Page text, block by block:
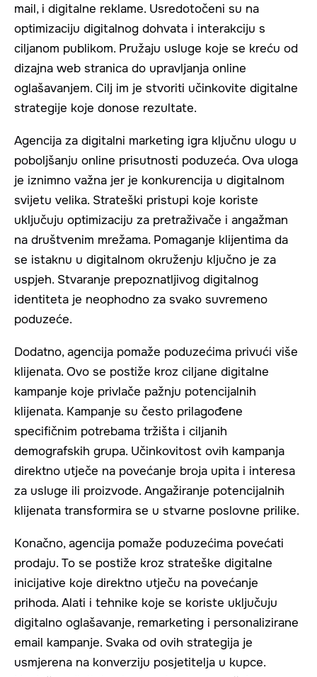
mail, i digitalne reklame. Usredotočeni su na
optimizaciju digitalnog dohvata i interakciju s
ciljanom publikom. Pružaju usluge koje se kreću od
dizajna web stranica do upravljanja online
oglašavanjem. Cilj im je stvoriti učinkovite digitalne
strategije koje donose rezultate.
Agencija za digitalni marketing igra ključnu ulogu u
poboljšanju online prisutnosti poduzeća. Ova uloga
je iznimno važna jer je konkurencija u digitalnom
svijetu velika. Strateški pristupi koje koriste
uključuju optimizaciju za pretraživače i angažman
na društvenim mrežama. Pomaganje klijentima da
se istaknu u digitalnom okruženju ključno je za
uspjeh. Stvaranje prepoznatljivog digitalnog
identiteta je neophodno za svako suvremeno
poduzeće.
Dodatno, agencija pomaže poduzećima privući više
klijenata. Ovo se postiže kroz ciljane digitalne
kampanje koje privlače pažnju potencijalnih
klijenata. Kampanje su često prilagođene
specifičnim potrebama tržišta i ciljanih
demografskih grupa. Učinkovitost ovih kampanja
direktno utječe na povećanje broja upita i interesa
za usluge ili proizvode. Angažiranje potencijalnih
klijenata transformira se u stvarne poslovne prilike.
Konačno, agencija pomaže poduzećima povećati
prodaju. To se postiže kroz strateške digitalne
inicijative koje direktno utječu na povećanje
prihoda. Alati i tehnike koje se koriste uključuju
digitalno oglašavanje, remarketing i personalizirane
email kampanje. Svaka od ovih strategija je
usmjerena na konverziju posjetitelja u kupce.